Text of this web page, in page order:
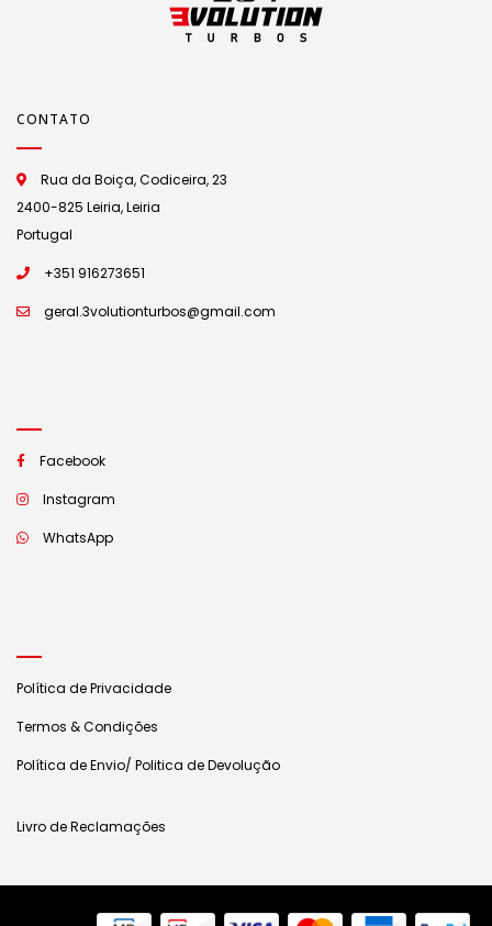
CONTATO
Rua da Boiça, Codiceira, 23
2400-825 Leiria, Leiria
Portugal
+351 916273651
geral.3volutionturbos@gmail.com
Facebook
Instagram
WhatsApp
Política de Privacidade
Termos & Condições
Política de Envio/ Politica de Devolução
Livro de Reclamações